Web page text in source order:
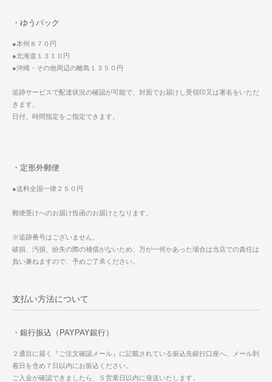
・ゆうパック
●本州８７０円
●北海道１３１０円
●沖縄・その他周辺の離島１３５０円
追跡サービスで配達状況の確認が可能で、対面でお届けし受領印又は署名をいただ
きます。
日付、時間指定をご指定できます。
・定形外郵便
●送料全国一律２５０円
郵便受けへのお届け投函のお届けとなります。
※追跡番号はございません。
破損、汚損、紛失の際の補償がないため、万が一何かあった場合は当店での責任は
負い兼ねますので、予めご了承ください。
支払い方法について
・銀行振込（PAYPAY銀行）
２通目に届く『ご注文確認メール』に記載されている振込先銀行口座へ、メール到
着日を含め７日以内にお振込ください。
ご入金が確認できましたら、５営業日以内に発送いたします。